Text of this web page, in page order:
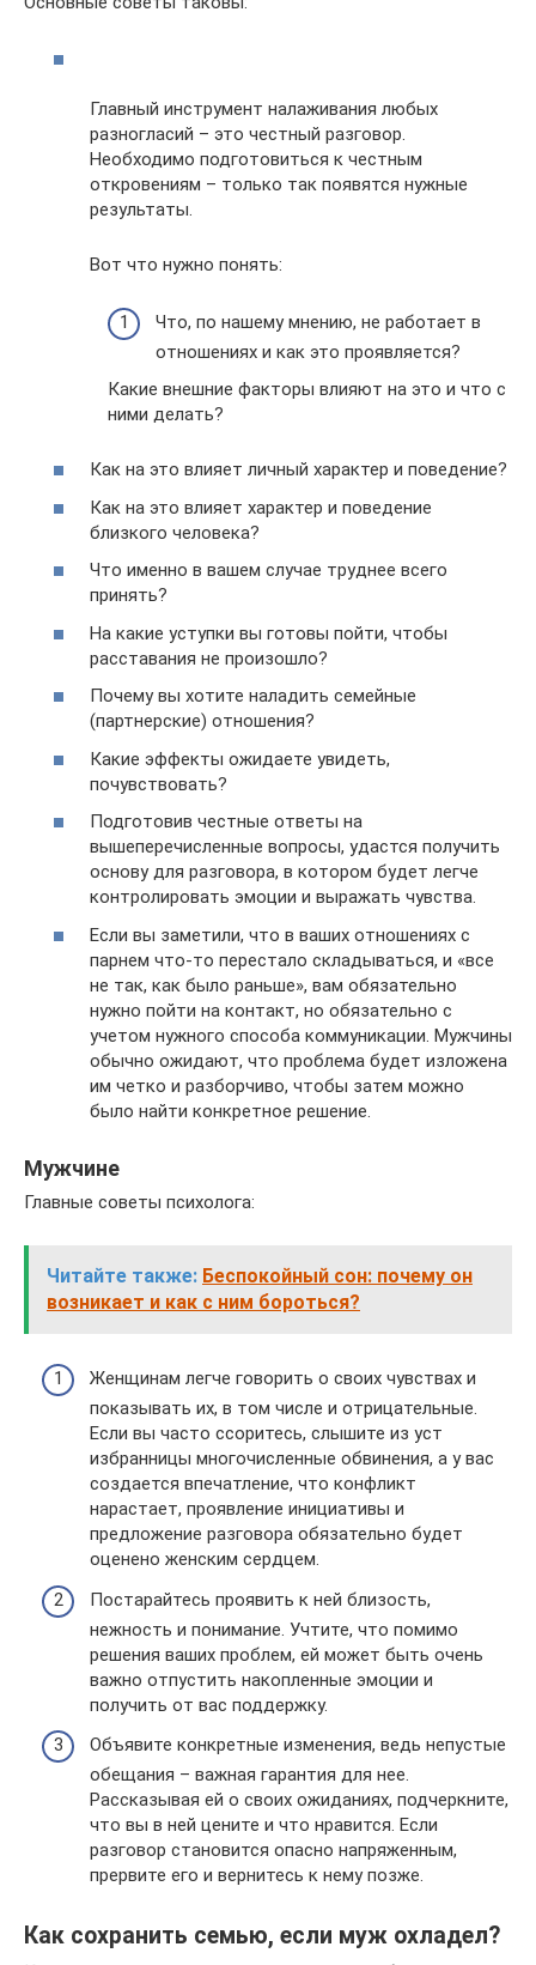
Главный инструмент налаживания любых
разногласий – это честный разговор.
Необходимо подготовиться к честным
откровениям – только так появятся нужные
результаты.
Вот что нужно понять:
Что, по нашему мнению, не работает в
отношениях и как это проявляется?
Какие внешние факторы влияют на это и что с
ними делать?
Как на это влияет личный характер и поведение?
Как на это влияет характер и поведение
близкого человека?
Что именно в вашем случае труднее всего
принять?
На какие уступки вы готовы пойти, чтобы
расставания не произошло?
Почему вы хотите наладить семейные
(партнерские) отношения?
Какие эффекты ожидаете увидеть,
почувствовать?
Подготовив честные ответы на
вышеперечисленные вопросы, удастся получить
основу для разговора, в котором будет легче
контролировать эмоции и выражать чувства.
Если вы заметили, что в ваших отношениях с
парнем что-то перестало складываться, и «все
не так, как было раньше», вам обязательно
нужно пойти на контакт, но обязательно с
учетом нужного способа коммуникации. Мужчины
обычно ожидают, что проблема будет изложена
им четко и разборчиво, чтобы затем можно
было найти конкретное решение.
Мужчине
Главные советы психолога:
Читайте также: Беспокойный сон: почему он
возникает и как с ним бороться?
Женщинам легче говорить о своих чувствах и
показывать их, в том числе и отрицательные.
Если вы часто ссоритесь, слышите из уст
избранницы многочисленные обвинения, а у вас
создается впечатление, что конфликт
нарастает, проявление инициативы и
предложение разговора обязательно будет
оценено женским сердцем.
Постарайтесь проявить к ней близость,
нежность и понимание. Учтите, что помимо
решения ваших проблем, ей может быть очень
важно отпустить накопленные эмоции и
получить от вас поддержку.
Объявите конкретные изменения, ведь непустые
обещания – важная гарантия для нее.
Рассказывая ей о своих ожиданиях, подчеркните,
что вы в ней цените и что нравится. Если
разговор становится опасно напряженным,
прервите его и вернитесь к нему позже.
Как сохранить семью, если муж охладел?